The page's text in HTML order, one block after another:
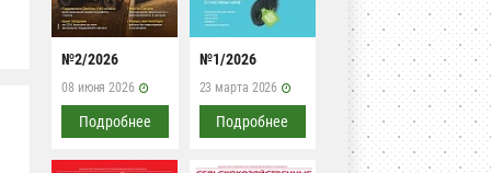
№2/2026
08 июня 2026
Подробнее
№1/2026
23 марта 2026
Подробнее